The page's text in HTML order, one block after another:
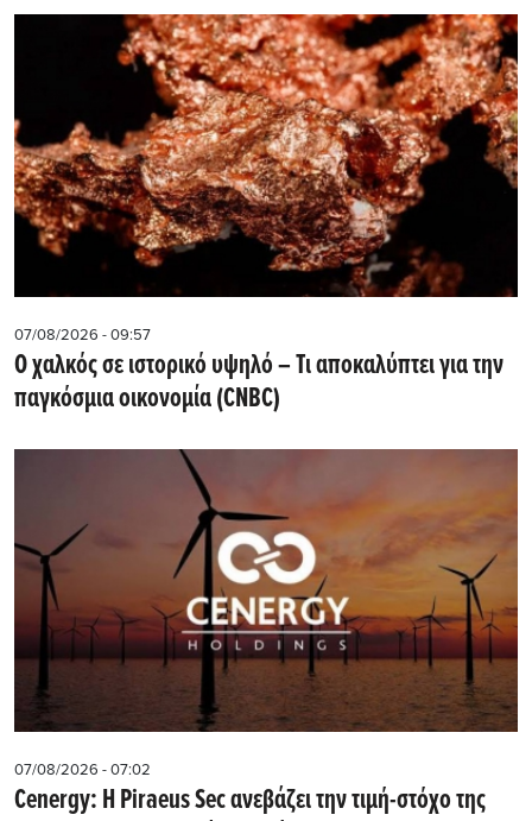
07/08/2026 - 09:57
Ο χαλκός σε ιστορικό υψηλό – Τι αποκαλύπτει για την
παγκόσμια οικονομία (CNBC)
07/08/2026 - 07:02
Cenergy: Η Piraeus Sec ανεβάζει την τιμή-στόχο της